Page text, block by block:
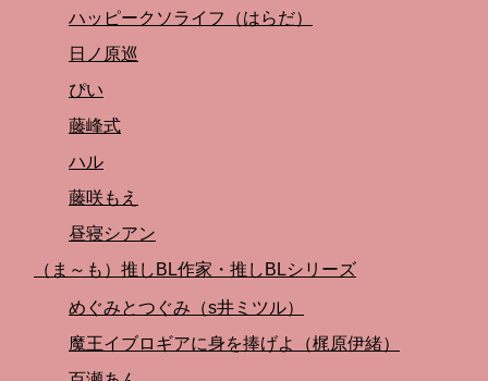
ハッピークソライフ（はらだ）
日ノ原巡
ぴい
藤峰式
ハル
藤咲もえ
昼寝シアン
（ま～も）推しBL作家・推しBLシリーズ
めぐみとつぐみ（s井ミツル）
魔王イブロギアに身を捧げよ（梶原伊緒）